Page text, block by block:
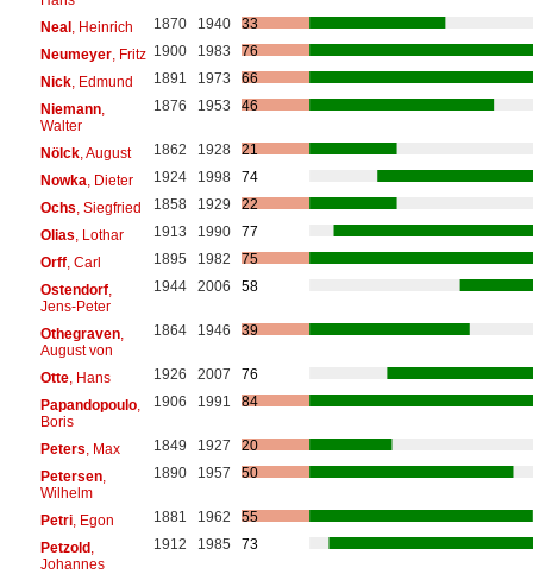
Neal, Heinrich 1870 1940
33
Neumeyer, Fritz 1900 1983
76
Nick, Edmund 1891 1973
66
Niemann,
Walter
1876 1953 46
Nölck, August 1862 1928
21
Nowka , Dieter 1924 1998
74
Ochs , Siegfried 1858 1929
22
Olias , Lothar 1913 1990
77
Orff, Carl 1895 1982
75
Ostendorf,
Jens-Peter
1944 2006 58
Othegraven,
August von
1864 1946 39
Otte, Hans 1926 2007
76
Papandopoulo,
Boris
1906 1991 84
Peters , Max 1849 1927
20
Petersen,
Wilhelm
1890 1957 50
Petri, Egon 1881 1962
55
Petzold,
Johannes
1912 1985 73